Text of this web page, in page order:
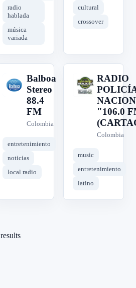
radio
hablada
música
variada
cultural
crossover
B
Balboa
Stereo
88.4
FM
Colombia
entretenimiento
noticias
local radio
R
RADIO
"106.0
Colombia
music
entretenimiento
latino
results